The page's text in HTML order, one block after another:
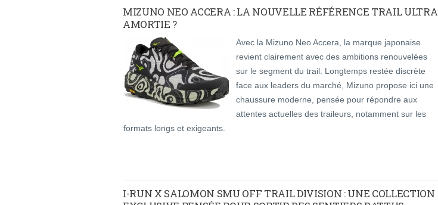
MIZUNO NEO ACCERA : LA NOUVELLE RÉFÉRENCE TRAIL ULTRA
AMORTIE ?
Avec la Mizuno Neo Accera, la marque japonaise
revient clairement avec des ambitions renouvelées
sur le segment du trail. Longtemps restée discrète
face aux leaders du marché, Mizuno propose ici une
chaussure moderne, pensée pour répondre aux
attentes actuelles des traileurs, notamment sur les
formats longs et exigeants.
I-RUN X SALOMON SMU OFF TRAIL DIVISION : UNE COLLECTION